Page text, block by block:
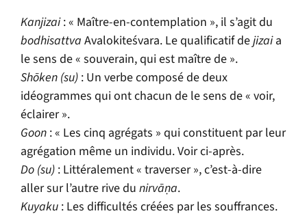
Kanjizai: « Maître-en-contemplation », il s’agit du
bodhisattva Avalokiteśvara. Le qualificatif dejizaia
le sens de « souverain, qui est maître de ».
Shōken (su): Un verbe composé de deux
idéogrammes qui ont chacun de le sens de « voir,
éclairer ».
Goon: « Les cinq agrégats » qui constituent par leur
agrégation même un individu. Voir ci-après.
Do (su): Littéralement « traverser », c’est-à-dire
aller sur l’autre rive du nirvāṇa.
Kuyaku: Les difficultés créées par les souffrances.